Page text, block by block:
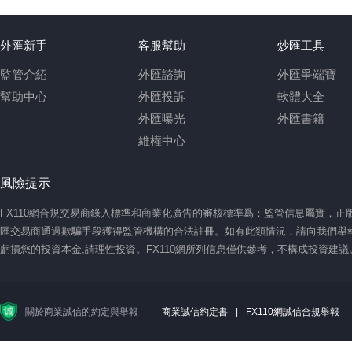
外匯新手
監管介紹
幫助中心
客服幫助
外匯諮詢
外匯投訴
外匯曝光
維權中心
炒匯工具
外匯爭端寶
軟體大全
外匯書籍
風險提示
FX110網合規交易商錄入標準和商業化廣告的審核標準爲：監管信息屬實，
匯交易商通過欺騙手段獲得監管機構的合法註冊。如有此類情況，請向我們
虧損您的投資本金,請理性投資。FX110網所列信息僅供參考，不構成投資建
關於商業誠信的約定與舉報 商業誠信約定書 | FX110網誠信合規舉報